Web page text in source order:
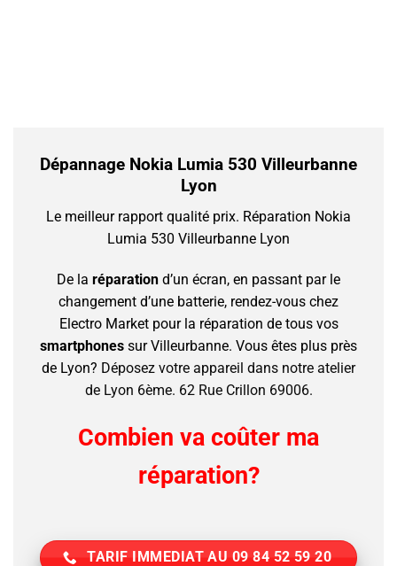
Dépannage Nokia Lumia 530 Villeurbanne
Lyon
Le meilleur rapport qualité prix. Réparation Nokia
Lumia 530 Villeurbanne Lyon
De la réparation d’un écran, en passant par le
changement d’une batterie, rendez-vous chez
Electro Market pour la réparation de tous vos
smartphones sur Villeurbanne. Vous êtes plus près
de Lyon? Déposez votre appareil dans notre atelier
de Lyon 6ème. 62 Rue Crillon 69006.
Combien va coûter ma
réparation?
TARIF IMMEDIAT AU 09 84 52 59 20